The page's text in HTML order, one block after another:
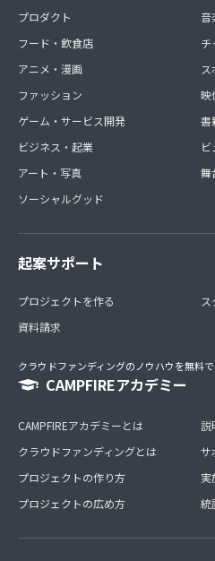
プロダクト
フード・飲食店
アニメ・漫画
ファッション
ゲーム・サービス開発
ビジネス・起業
アート・写真
ソーシャルグッド
音
チ
ス
映
書
舞
起案サポート
プロジェクトを作る
資料請求
ス
クラウドファンディングのノウハウを無料
CAMPFIREアカデミー
CAMPFIREアカデミーとは
クラウドファンディングとは
プロジェクトの作り方
プロジェクトの広め方
説
サ
実
統